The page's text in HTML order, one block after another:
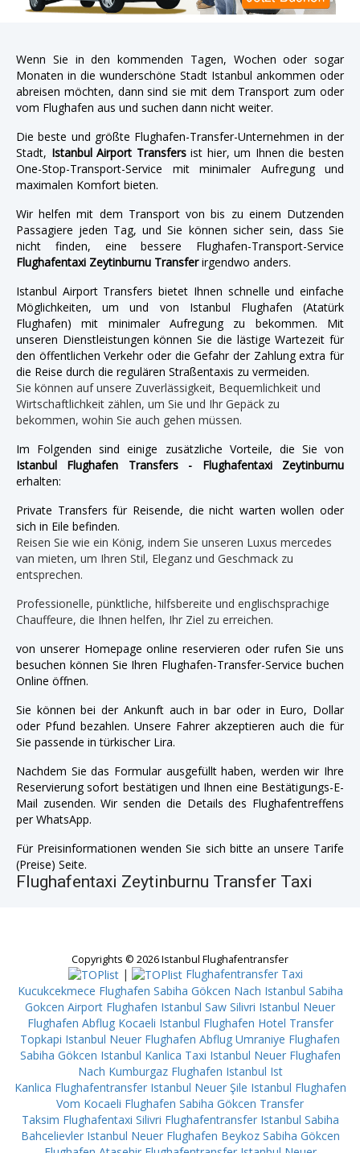
Wenn Sie in den kommenden Tagen, Wochen oder sogar
Monaten in die wunderschöne Stadt Istanbul ankommen oder
abreisen möchten, dann sind sie mit dem Transport zum oder
vom Flughafen aus und suchen dann nicht weiter.
Die beste und größte Flughafen-Transfer-Unternehmen in der
Stadt, Istanbul Airport Transfersist hier, um Ihnen die besten
One-Stop-Transport-Service mit minimaler Aufregung und
maximalen Komfort bieten.
Wir helfen mit dem Transport von bis zu einem Dutzenden
Passagiere jeden Tag, und Sie können sicher sein, dass Sie
nicht finden, eine bessere Flughafen-Transport-Service
Flughafentaxi Zeytinburnu Transferirgendwo anders.
Istanbul Airport Transfers bietet Ihnen schnelle und einfache
Möglichkeiten, um und von Istanbul Flughafen (Atatürk
Flughafen) mit minimaler Aufregung zu bekommen. Mit
unseren Dienstleistungen können Sie die lästige Wartezeit für
den öffentlichen Verkehr oder die Gefahr der Zahlung extra für
die Reise durch die regulären Straßentaxis zu vermeiden.
Sie können auf unsere Zuverlässigkeit, Bequemlichkeit und
Wirtschaftlichkeit zählen, um Sie und Ihr Gepäck zu
bekommen, wohin Sie auch gehen müssen.
Im Folgenden sind einige zusätzliche Vorteile, die Sie von
Istanbul Flughafen Transfers - Flughafentaxi Zeytinburnu
erhalten:
Private Transfers für Reisende, die nicht warten wollen oder
sich in Eile befinden.
Reisen Sie wie ein König, indem Sie unseren Luxus mercedes
van mieten, um Ihren Stil, Eleganz und Geschmack zu
entsprechen.
Professionelle, pünktliche, hilfsbereite und englischsprachige
Chauffeure, die Ihnen helfen, Ihr Ziel zu erreichen.
von unserer Homepage online reservieren oder rufen Sie uns
besuchen können Sie Ihren Flughafen-Transfer-Service buchen
Online öffnen.
Sie können bei der Ankunft auch in bar oder in Euro, Dollar
oder Pfund bezahlen. Unsere Fahrer akzeptieren auch die für
Sie passende in türkischer Lira.
Nachdem Sie das Formular ausgefüllt haben, werden wir Ihre
Reservierung sofort bestätigen und Ihnen eine Bestätigungs-E-
Mail zusenden. Wir senden die Details des Flughafentreffens
per WhatsApp.
Für Preisinformationen wenden Sie sich bitte an unsere Tarife
(Preise) Seite.
Flughafentaxi Zeytinburnu Transfer Taxi
Copyrights © 2026 Istanbul Flughafentransfer
|
Flughafentransfer Taxi
Kucukcekmece Flughafen Sabiha Gökcen Nach Istanbul Sabiha
Gokcen Airport Flughafen Istanbul Saw Silivri Istanbul Neuer
Flughafen Abflug Kocaeli Istanbul Flughafen Hotel Transfer
Topkapi Istanbul Neuer Flughafen Abflug Umraniye Flughafen
Sabiha Gökcen Istanbul Kanlica Taxi Istanbul Neuer Flughafen
Nach Kumburgaz Flughafen Istanbul Ist
Kanlica Flughafentransfer Istanbul Neuer Şile Istanbul Flughafen
Vom Kocaeli Flughafen Sabiha Gökcen Transfer
Taksim Flughafentaxi Silivri Flughafentransfer Istanbul Sabiha
Bahcelievler Istanbul Neuer Flughafen Beykoz Sabiha Gökcen